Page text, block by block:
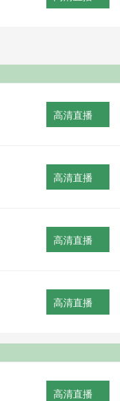
高清直播
高清直播
高清直播
高清直播
高清直播